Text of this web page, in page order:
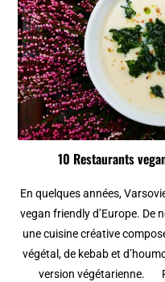
10 Restaurants
En quelques années,
vegan friendly d’Europe. De
une cuisine créative
végétal, de kebab et
version végétarienne.